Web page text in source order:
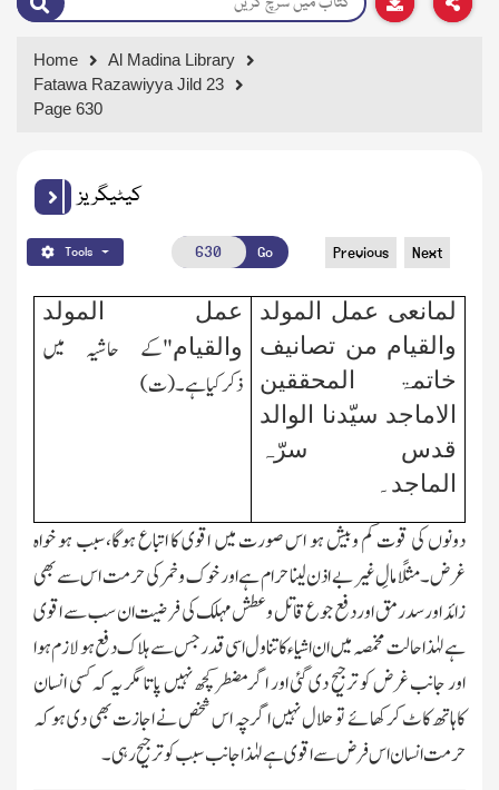
Home
Al Madina Library
Fatawa Razawiyya Jild 23
Page 630
کیٹیگریز
Tools Go Previous Next
لمانعی عمل المولد
والقیام من تصانیف
خاتمۃ المحققین
الاماجد سیّدنا الوالد
قدس سرّہ
الماجد۔
عمل المولد
والقیام"کے حاشیہ میں
ذکرکیاہے۔(ت)
دونوں کی قوت کم وبیش ہو اس صورت میں اقوی کا اتباع ہوگا،سبب ہو خواہ
غرض۔مثلًا مالِ غیر بے اذن لینا حرام ہے اور خوك وخمر کی حرمت اس سے بھی
زائد اور سدرمق اور دفع جوع قاتل وعطش مہلك کی فرضیت ان سب سے اقوی
ہے لہٰذا حالت مخمصہ میں ان اشیاء کا تناول اسی قدر جس سے ہلاك دفع ہو لازم ہو ا
اور جانب غرض کو ترجیح دی گئی اور اگر مضطر کچھ نہیں پاتا مگر یہ کہ کسی انسان
کاہاتھ کاٹ کرکھائے تو حلال نہیں اگرچہ اس شخص نے اجازت بھی دی ہو کہ
حرمت انسان اس فرض سے اقوی ہے لہٰذا جانب سبب کو ترجیح رہی۔